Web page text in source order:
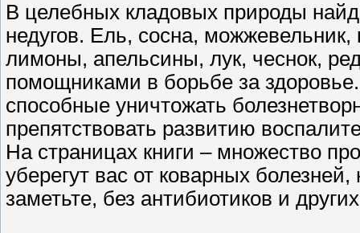
В целебных кладовых природы
недугов. Ель, сосна, можжевельник,
лимоны, апельсины, лук, чеснок,
помощниками в борьбе за
способные уничтожать
препятствовать развитию
На страницах книги – множество
уберегут вас от коварных
заметьте, без антибиотиков и